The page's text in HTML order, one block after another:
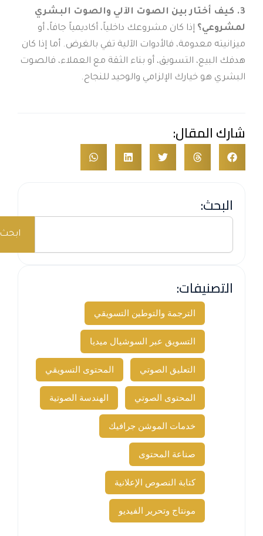
3. كيف أختار بين الصوت الآلي والصوت البشري
لمشروعي؟إذا كان مشروعك داخلياً، أكاديمياً جافاً، أو
ميزانيته معدومة، فالأدوات الآلية تفي بالغرض. أما إذا كان
هدفك البيع، التسويق، أو بناء الثقة مع العملاء، فالصوت
البشري هو خيارك الإلزامي والوحيد للنجاح.
شارك المقال:
البحث:
Search
ابحث
التصنيفات:
الترجمة والتوطين التسويقي
التسويق عبر السوشيال ميديا
التعليق الصوتي المحتوى التسويقي
المحتوى الصوتي الهندسة الصوتية
خدمات الموشن جرافيك
صناعة المحتوى
كتابة النصوص الإعلانية
مونتاج وتحرير الفيديو